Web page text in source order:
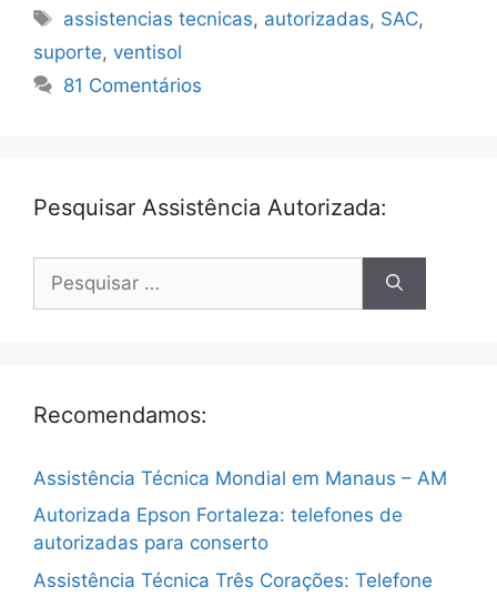
Tags
assistencias tecnicas, autorizadas, SAC,
suporte, ventisol
81 Comentários
Pesquisar Assistência Autorizada:
por:
Recomendamos:
Assistência Técnica Mondial em Manaus – AM
Autorizada Epson Fortaleza: telefones de
autorizadas para conserto
Assistência Técnica Três Corações: Telefone